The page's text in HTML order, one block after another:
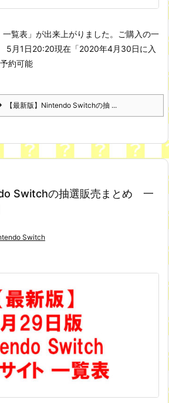
覧表」が出来上がりました。ご購入の一
5月1日20:20現在 「2020年4月30日に入
約可能
【最新版】Nintendo Switchの抽 ...
Switchの抽選販売まとめ 一
Switch